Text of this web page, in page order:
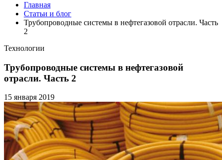
Главная
Статьи и блог
Трубопроводные системы в нефтегазовой отрасли. Часть
2
Технологии
Трубопроводные системы в нефтегазовой
отрасли. Часть 2
15 января 2019